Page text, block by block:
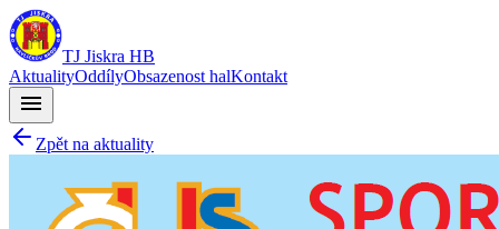
TJ Jiskra HB
AktualityOddílyObsazenost halKontakt
menu
Zpět na aktuality